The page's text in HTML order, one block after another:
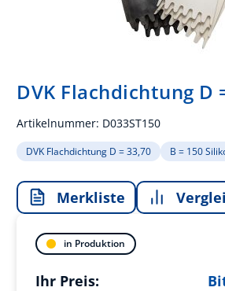
DVK Flachdichtung D
Artikelnummer: D033ST150
DVK Flachdichtung D = 33,70 B = 150
Merkliste
in Produktion
Ihr Preis: